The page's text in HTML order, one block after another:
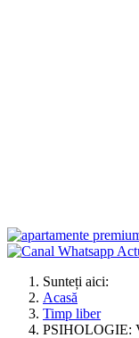
Sunteți aici:
Acasă
Timp liber
PSIHOLOGIE: